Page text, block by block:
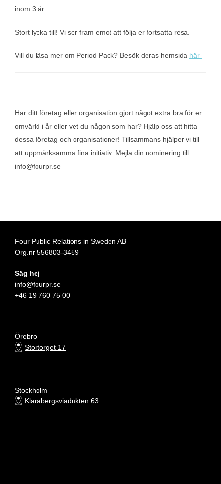
inom 3 år.
Stort lycka till! Vi ser fram emot att följa er fortsatta resa.
Vill du läsa mer om Period Pack? Besök deras hemsida här
Har ditt företag eller organisation gjort något extra bra för er
omvärld i år eller vet du någon som har? Hjälp oss att hitta
dessa företag och organisationer! Tillsammans hjälper vi till
att uppmärksamma fina initiativ. Mejla din nominering till
info@fourpr.se
Four Public Relations in Sweden AB
Org.nr 556803-3459
Säg hej
info@fourpr.se
+46 19 760 75 00
Örebro
Stortorget 17
Stockholm
Klarabergsviadukten 63